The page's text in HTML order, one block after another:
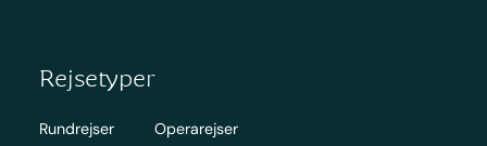
Rejsetyper
Rundrejser
Operarejser